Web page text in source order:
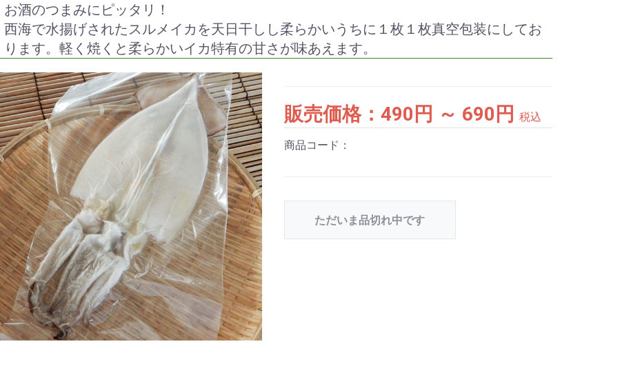
お酒のつまみにピッタリ！
西海で水揚げされたスルメイカを天日干しし柔らかいうちに１枚１枚真空包装にしてお
ります。軽く焼くと柔らかいイカ特有の甘さが味あえます。
販売価格： 490円 ～ 690円 税込
商品コード：
ただいま品切れ中です